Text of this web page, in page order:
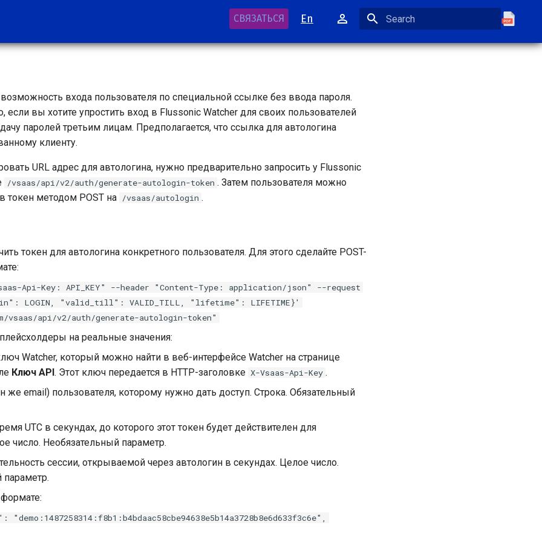
СВЯЗАТЬСЯ En
входа пользователя по специальной ссылке без ввода пароля.
вы хотите упростить вход в Flussonic Watcher для своих пользователей
паролей третьим лицам. Предполагается, что ссылка для автологина
клиенту.
URL адрес для автологина, нужно предварительно запросить у Flussonic
/vsaas/api/v2/auth/generate-autologin-token . Затем пользователя можно
токен методом POST на /vsaas/autologin .
токен для автологина конкретного пользователя. Для этого сделайте POST-
Api-Key: API_KEY" --header "Content-Type: application/json" --request
LOGIN, "valid_till": VALID_TILL, "lifetime": LIFETIME}'
vsaas/api/v2/auth/generate-autologin-token"
на реальные значения:
Watcher, который можно найти в веб-интерфейсе Watcher на странице
Ключ API. Этот ключ передается в HTTP-заголовке X-Vsaas-Api-Key .
же email) пользователя, которому нужно дать доступ. Строка. Обязательный
UTC в секундах, до которого этот токен будет действителен для
число. Необязательный параметр.
сессии, открываемой через автологин в секундах. Целое число.
параметр.